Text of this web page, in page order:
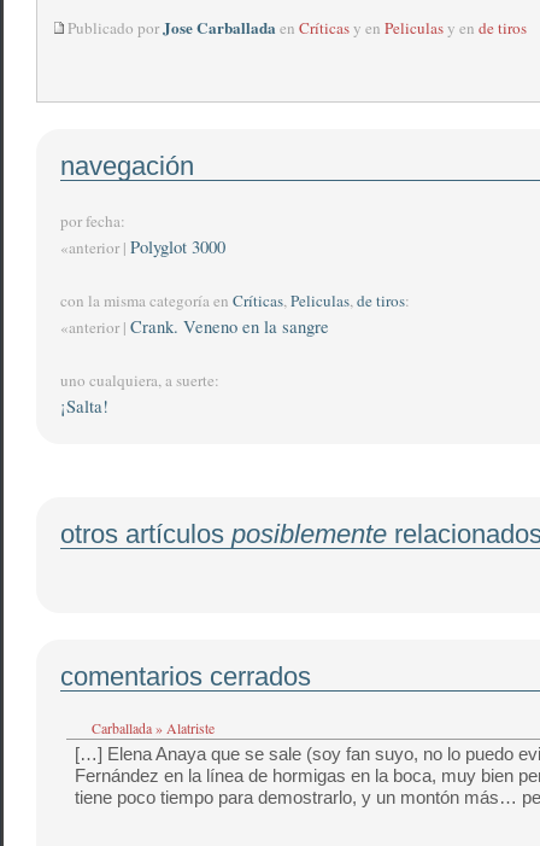
Publicado porJose Carballadaen Críticasy en Peliculasy en de tiros
navegación
por fecha:
«anterior | Polyglot 3000
con la misma categoría en Críticas,Peliculas,de tiros:
«anterior | Crank. Veneno en la sangre
uno cualquiera, a suerte:
¡Salta!
otros artículos posiblemente
comentarios cerrados
Carballada » Alatriste
[…] Elena Anaya que se sale (soy fan suyo, no lo puedo
Fernández en la línea de hormigas en la boca, muy bien
tiene poco tiempo para demostrarlo, y un montón más…